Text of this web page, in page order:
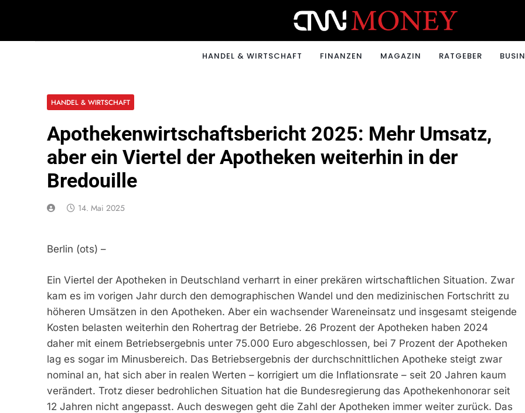
CNNMONEY.CH
HANDEL & WIRTSCHAFT FINANZEN MAGAZIN RATGEBER
HANDEL & WIRTSCHAFT
Apothekenwirtschaftsbericht 2025: Mehr Umsatz,
aber ein Viertel der Apotheken weiterhin in der
Bredouille
14. Mai 2025
Berlin (ots) –
Ein Viertel der Apotheken in Deutschland verharrt in einer prekären wirtschaftlichen Situation. Zwar
kam es im vorigen Jahr durch den demographischen Wandel und den medizinischen Fortschritt zu
höheren Umsätzen in den Apotheken. Aber ein wachsender Wareneinsatz und insgesamt steigende
Kosten belasten weiterhin den Rohertrag der Betriebe. 26 Prozent der Apotheken haben 2024
daher mit einem Betriebsergebnis unter 75.000 Euro abgeschlossen, bei 7 Prozent der Apotheken
lag es sogar im Minusbereich. Das Betriebsergebnis der durchschnittlichen Apotheke steigt zwar
nominal an, hat sich aber in realen Werten – korrigiert um die Inflationsrate – seit 20 Jahren kaum
verändert. Trotz dieser bedrohlichen Situation hat die Bundesregierung das Apothekenhonorar seit
12 Jahren nicht angepasst. Auch deswegen geht die Zahl der Apotheken immer weiter zurück. Das